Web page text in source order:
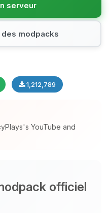
serveur
des modpacks
1,212,789
YouTube and
officiel
pour me
ton petit